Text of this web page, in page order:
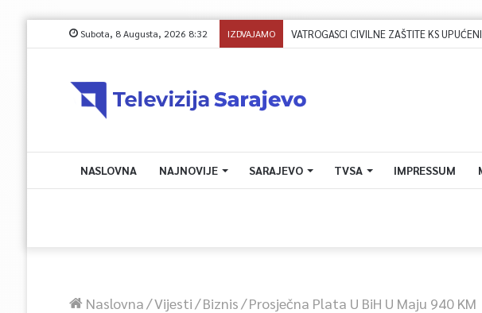
Subota, 8 Augusta, 2026 8:32 IZDVAJAMO VATROGASCI CIVILNE ZAŠTITE KS UPUĆENI
NASLOVNA NAJNOVIJE SARAJEVO TVSA IMPRESSUM
Naslovna/Vijesti/Biznis/Prosječna Plata U BiH U Maju 940 KM